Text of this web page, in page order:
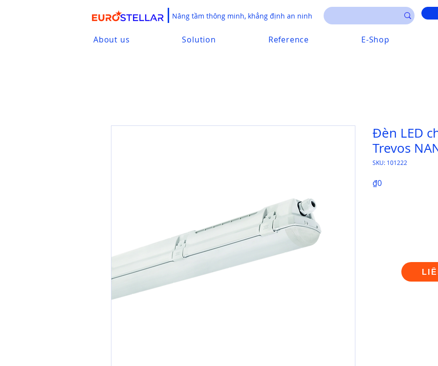
Nâng tầm thông minh, khẳng định an ninh
About us Solution Reference E-Shop
Đèn LED
Trevos
SKU: 101222
₫0Price